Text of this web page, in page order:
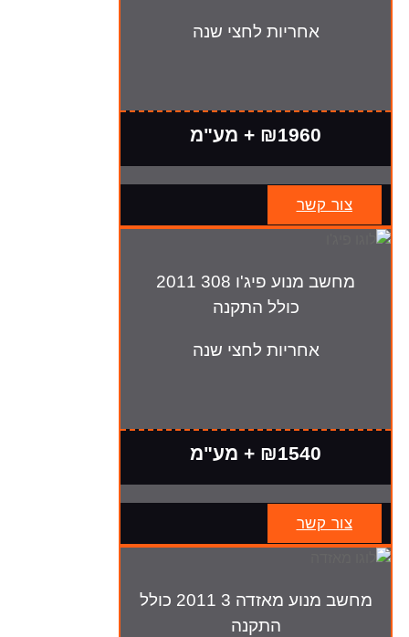
אחריות לחצי שנה
₪1960 + מע"מ
צור קשר
מחשב מנוע פיג'ו 308 2011
כולל התקנה
אחריות לחצי שנה
₪1540 + מע"מ
צור קשר
מחשב מנוע מאזדה 3 2011 כולל
התקנה